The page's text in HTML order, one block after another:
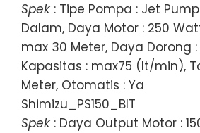
Spek : Tipe Pompa : Jet
Dalam, Daya Motor : 250
max 30 Meter, Daya Dorong
Kapasitas : max75 (lt/min),
Meter, Otomatis : Ya
Shimizu_PS150_BIT
Spek : Daya Output Motor :